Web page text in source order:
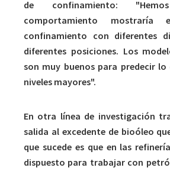
de confinamiento:
comportamiento mostraría
confinamiento con diferentes
diferentes posiciones. Los
son muy buenos para predecir lo
niveles mayores".
En otra línea de investigación
salida al excedente de bioóleo
que sucede es que en las
dispuesto para trabajar con